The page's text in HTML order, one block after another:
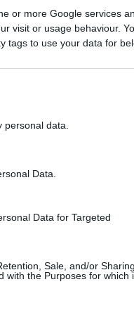
or more Google services
visit or usage behaviour.
tags to use your data for
data.
Data.
Data for Targeted
Sale, and/or Sharing
with the Purposes for which
örülök, hogy elfogadta
látogatók, hiszen a
romantika jeles
a programot
be Berlin után